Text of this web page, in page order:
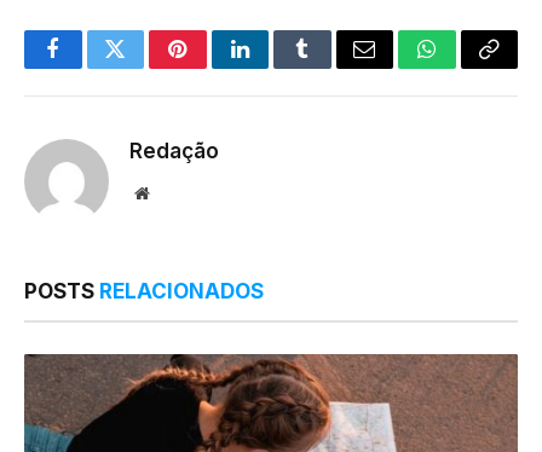
FacebookTwitterPinterestLinkedInTumblrEmail WhatsApp
Copy
Redação
Website
POSTS RELACIONADOS